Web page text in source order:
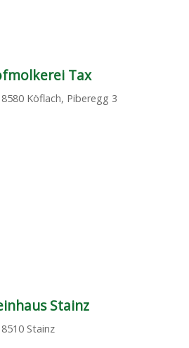
Tax
8580 Köflach, Piberegg 3
Stainz
8510 Stainz